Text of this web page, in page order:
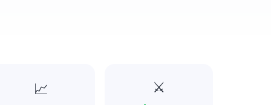
📈 ⚔️